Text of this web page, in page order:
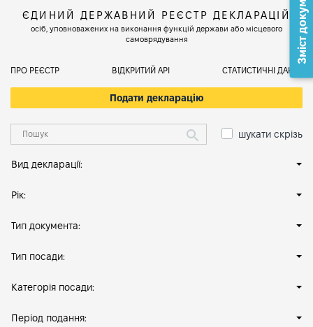
ЄДИНИЙ ДЕРЖАВНИЙ РЕЄСТР ДЕКЛАРАЦІЙ
осіб, уповноважених на виконання функцій держави або місцевого
самоврядування
ПРО РЕЄСТР ВІДКРИТИЙ АРІ СТАТИСТИЧНІ ДАНІ
Подати декларацію
шукати скрізь
Вид декларації:
Рік:
Тип документа:
Тип посади:
Категорія посади:
Період подання:
Зміст документа